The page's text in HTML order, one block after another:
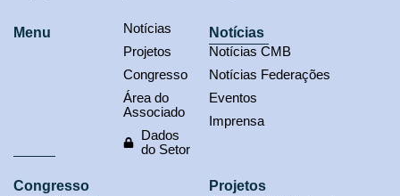
Menu
Notícias
Projetos
Congresso
Área do
Associado
Dados
do Setor
Notícias
Notícias CMB
Notícias Federações
Eventos
Imprensa
Congresso
Projetos